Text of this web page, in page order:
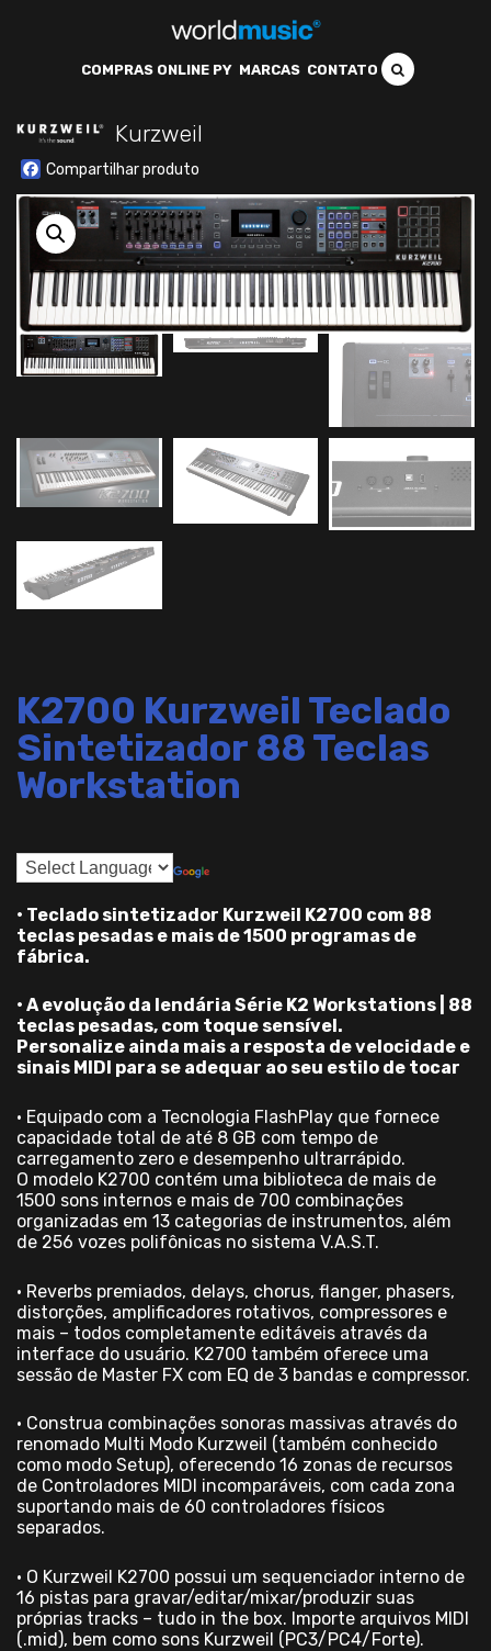
COMPRAS ONLINE PY MARCAS CONTATO
Kurzweil
Facebook
K2700 Kurzweil Teclado
Sintetizador 88 Teclas
Workstation
• Teclado sintetizador Kurzweil K2700 com 88
teclas pesadas e mais de 1500 programas de
fábrica.
• A evolução da lendária Série K2 Workstations | 88
teclas pesadas, com toque sensível.
Personalize ainda mais a resposta de velocidade e
sinais MIDI para se adequar ao seu estilo de tocar
• Equipado com a Tecnologia FlashPlay que fornece
capacidade total de até 8 GB com tempo de
carregamento zero e desempenho ultrarrápido.
O modelo K2700 contém uma biblioteca de mais de
1500 sons internos e mais de 700 combinações
organizadas em 13 categorias de instrumentos, além
de 256 vozes polifônicas no sistema V.A.S.T.
• Reverbs premiados, delays, chorus, flanger, phasers,
distorções, amplificadores rotativos, compressores e
mais – todos completamente editáveis através da
interface do usuário. K2700 também oferece uma
sessão de Master FX com EQ de 3 bandas e compressor.
• Construa combinações sonoras massivas através do
renomado Multi Modo Kurzweil (também conhecido
como modo Setup), oferecendo 16 zonas de recursos
de Controladores MIDI incomparáveis, com cada zona
suportando mais de 60 controladores físicos
separados.
• O Kurzweil K2700 possui um sequenciador interno de
16 pistas para gravar/editar/mixar/produzir suas
próprias tracks – tudo in the box. Importe arquivos MIDI
(.mid), bem como sons Kurzweil (PC3/PC4/Forte).